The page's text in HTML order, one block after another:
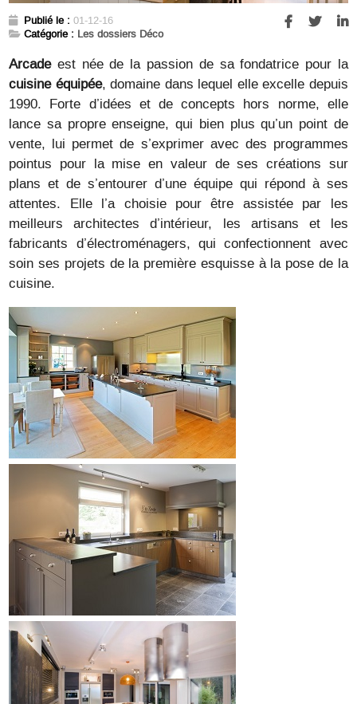
Publié le : 01-12-16
Catégorie : Les dossiers Déco
Arcade est née de la passion de sa fondatrice pour la
cuisine équipée, domaine dans lequel elle excelle depuis
1990. Forte d’idées et de concepts hors norme, elle
lance sa propre enseigne, qui bien plus qu’un point de
vente, lui permet de s’exprimer avec des programmes
pointus pour la mise en valeur de ses créations sur
plans et de s’entourer d’une équipe qui répond à ses
attentes. Elle l’a choisie pour être assistée par les
meilleurs architectes d’intérieur, les artisans et les
fabricants d’électroménagers, qui confectionnent avec
soin ses projets de la première esquisse à la pose de la
cuisine.